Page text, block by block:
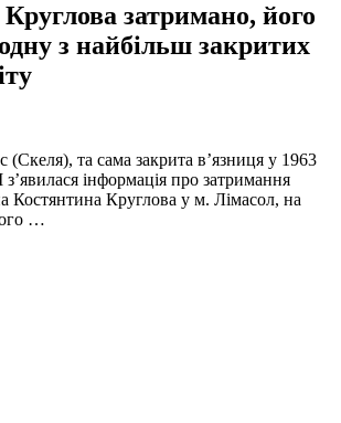
затримано, його
з найбільш закритих
(Скеля), та сама закрита в’язниця у 1963
інформація про затримання
Костянтина Круглова у м. Лімасол, на
…